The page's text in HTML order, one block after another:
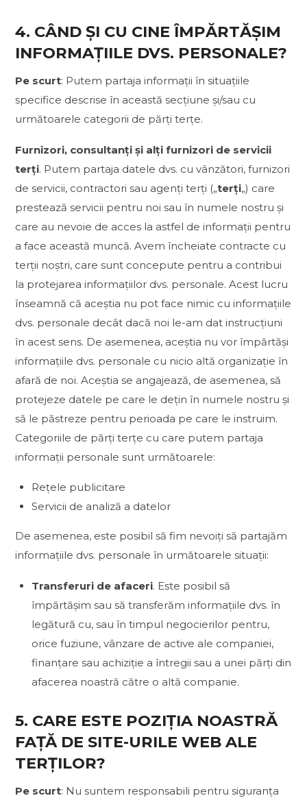
4. CÂND ȘI CU CINE ÎMPĂRTĂȘIM
INFORMAȚIILE DVS. PERSONALE?
Pe scurt: Putem partaja informații în situațiile
specifice descrise în această secțiune și/sau cu
următoarele categorii de părți terțe.
Furnizori, consultanți și alți furnizori de servicii
terți. Putem partaja datele dvs. cu vânzători, furnizori
de servicii, contractori sau agenți terți („terți„) care
prestează servicii pentru noi sau în numele nostru și
care au nevoie de acces la astfel de informații pentru
a face această muncă. Avem încheiate contracte cu
terții noștri, care sunt concepute pentru a contribui
la protejarea informațiilor dvs. personale. Acest lucru
înseamnă că aceștia nu pot face nimic cu informațiile
dvs. personale decât dacă noi le-am dat instrucțiuni
în acest sens. De asemenea, aceștia nu vor împărtăși
informațiile dvs. personale cu nicio altă organizație în
afară de noi. Aceștia se angajează, de asemenea, să
protejeze datele pe care le dețin în numele nostru și
să le păstreze pentru perioada pe care le instruim.
Categoriile de părți terțe cu care putem partaja
informații personale sunt următoarele:
Rețele publicitare
Servicii de analiză a datelor
De asemenea, este posibil să fim nevoiți să partajăm
informațiile dvs. personale în următoarele situații:
Transferuri de afaceri. Este posibil să
împărtășim sau să transferăm informațiile dvs. în
legătură cu, sau în timpul negocierilor pentru,
orice fuziune, vânzare de active ale companiei,
finanțare sau achiziție a întregii sau a unei părți din
afacerea noastră către o altă companie.
5. CARE ESTE POZIȚIA NOASTRĂ
FAȚĂ DE SITE-URILE WEB ALE
TERȚILOR?
Pe scurt: Nu suntem responsabili pentru siguranța